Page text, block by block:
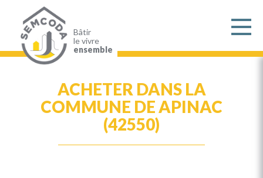
contenu
principal
Bâtir
le vivre
ensemble
ACHETER DANS LA
COMMUNE DE APINAC
(42550)